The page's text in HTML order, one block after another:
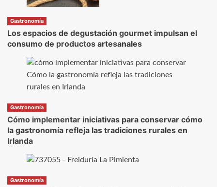
Gastronomía
Los espacios de degustación gourmet impulsan el
consumo de productos artesanales
Gastronomía
Cómo implementar iniciativas para conservar cómo
la gastronomía refleja las tradiciones rurales en
Irlanda
Gastronomía